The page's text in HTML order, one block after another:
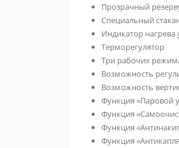
Прозрачный
Специальный
Индикатор нагрева
Терморегулятор
Три рабочих
Возможность
Возможность
Функция «Паровой
Функция
Функция
Функция